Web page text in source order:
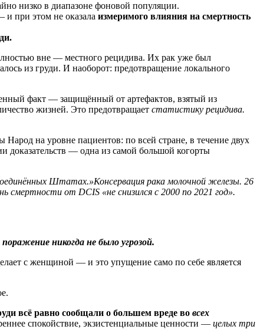
низко в диапазоне фоновой популяции.
и при этом не оказала измеримого влияния на смертность
вне — местного рецидива. Их рак уже был
из груди. И наоборот: предотвращение локального
факт — защищённый от артефактов, взятый из
жизней. Это предотвращает статистику рецидива.
Народ на уровне пациентов: по всей стране, в течение двух
доказательств — одна из самой большой когорты
Штатах.»Консервация рака молочной железы. 26
смертности от DCIS «не снизился с 2000 по 2021 год».
никогда не было угрозой.
с женщиной — и это упущение само по себе является
всё равно сообщали о большем вреде во всех
спокойствие, экзистенциальные ценности — целых три